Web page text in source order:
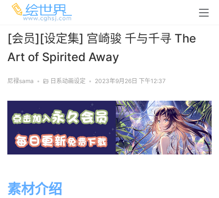
[会员][设定集] 宫崎骏 千与千寻 The
Art of Spirited Away
尼禄sama • 日系动画设定 • 2023年9月26日 下午12:37
素材介绍